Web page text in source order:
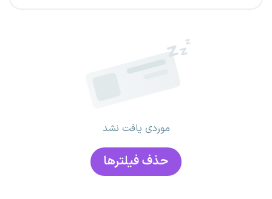
موردی یافت نشد
حذف فیلتر‌ها